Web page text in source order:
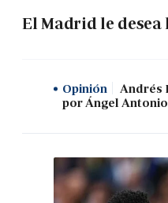
El Madrid le
Opinión
Andrés
por Ángel